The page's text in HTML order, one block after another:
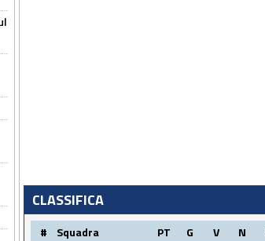
CLASSIFICA
# Squadra PT G V N